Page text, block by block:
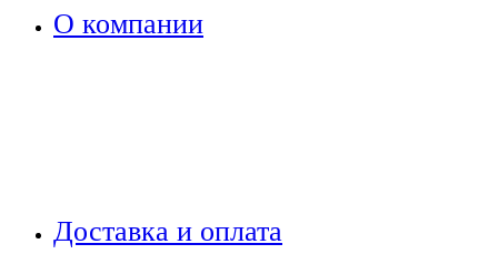
О компании
Доставка и оплата